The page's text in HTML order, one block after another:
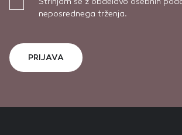
neposrednega trženja.
PRIJAVA